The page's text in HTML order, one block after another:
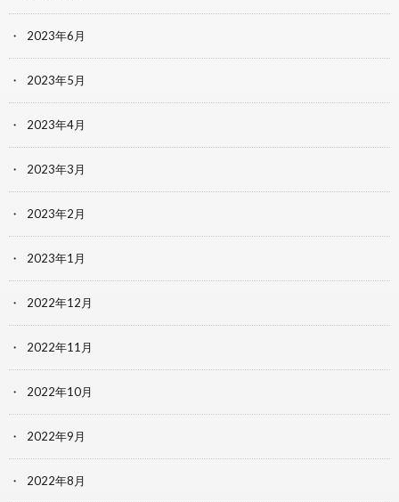
2023年6月
2023年5月
2023年4月
2023年3月
2023年2月
2023年1月
2022年12月
2022年11月
2022年10月
2022年9月
2022年8月